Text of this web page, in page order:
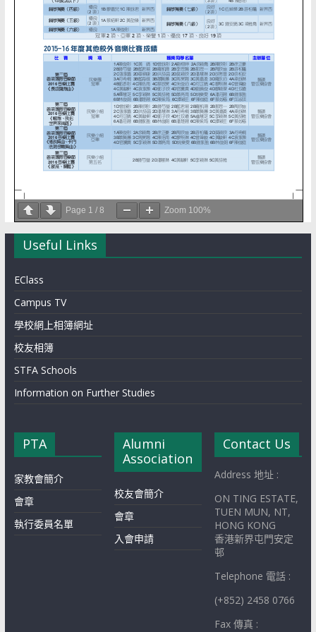
Page 1 / 8 Zoom 100%
Useful Links
EClass
Campus TV
學校網上相簿網址
校友相簿
STFA Schools
Information on Further Studies
PTA
家教會簡介
會章
執行委員名單
Alumni
Association
校友會簡介
會章
入會申請
Contact Us
Address 地址 :
ON TING ESTATE,
TUEN MUN, NT,
HONG KONG
香港新界屯門安定
邨
Telephone 電話 :
(+852) 2458 0766
Fax 傳真 :